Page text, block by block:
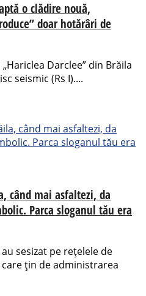
o clădire nouă,
doar hotărâri de
Darclee” din Brăila
seismic (Rs I)....
când mai asfaltezi, da
Parca sloganul tău era
sesizat pe rețelele de
țin de administrarea